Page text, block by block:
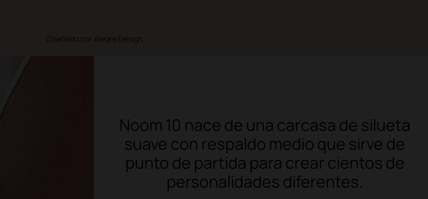
Diseñado por Alegre Design
Noom 10 nace de una carcasa de silueta
suave con respaldo medio que sirve de
punto de partida para crear cientos de
personalidades diferentes.